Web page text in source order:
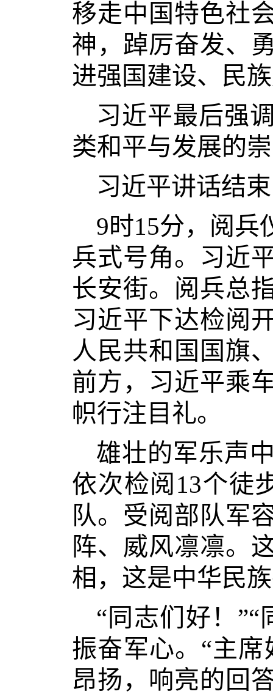
移走中国特色社
神，踔厉奋发、
进强国建设、民
习近平最后强
类和平与发展的
习近平讲话结
9时15分，阅兵
兵式号角。习近
长安街。阅兵总
习近平下达检阅
人民共和国国旗
前方，习近平乘
帜行注目礼。
雄壮的军乐声
依次检阅13个徒
队。受阅部队军
阵、威风凛凛。
相，这是中华民
“同志们好！
振奋军心。“主
昂扬，响亮的回